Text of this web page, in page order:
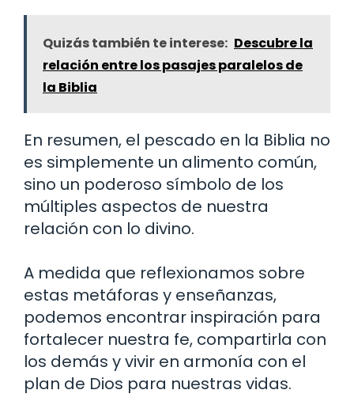
Quizás también te interese: Descubre la
relación entre los pasajes paralelos de
la Biblia
En resumen, el pescado en la Biblia no
es simplemente un alimento común,
sino un poderoso símbolo de los
múltiples aspectos de nuestra
relación con lo divino.
A medida que reflexionamos sobre
estas metáforas y enseñanzas,
podemos encontrar inspiración para
fortalecer nuestra fe, compartirla con
los demás y vivir en armonía con el
plan de Dios para nuestras vidas.